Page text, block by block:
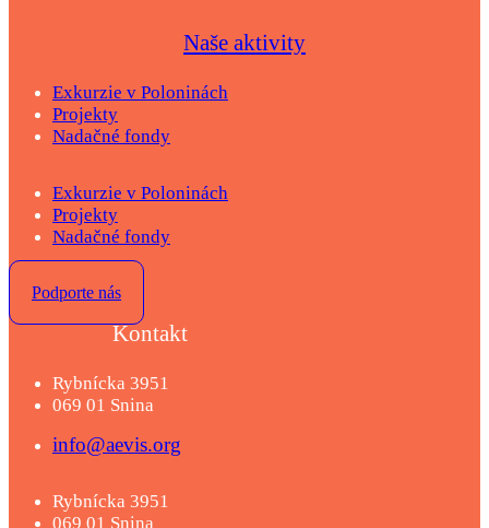
Naše aktivity
Exkurzie v Poloninách
Projekty
Nadačné fondy
Exkurzie v Poloninách
Projekty
Nadačné fondy
Podporte nás
Kontakt
Rybnícka 3951
069 01 Snina
info@aevis.org
Rybnícka 3951
069 01 Snina